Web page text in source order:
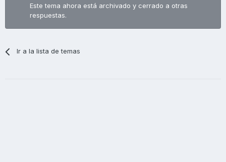
Este tema ahora está archivado y cerrado a otras
respuestas.
Ir a la lista de temas